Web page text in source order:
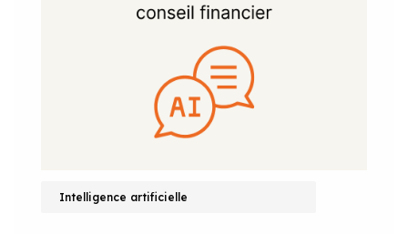
Intelligence artificielle